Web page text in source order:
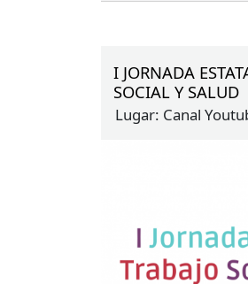
I JORNADA
SOCIAL Y SALUD
Lugar: Canal